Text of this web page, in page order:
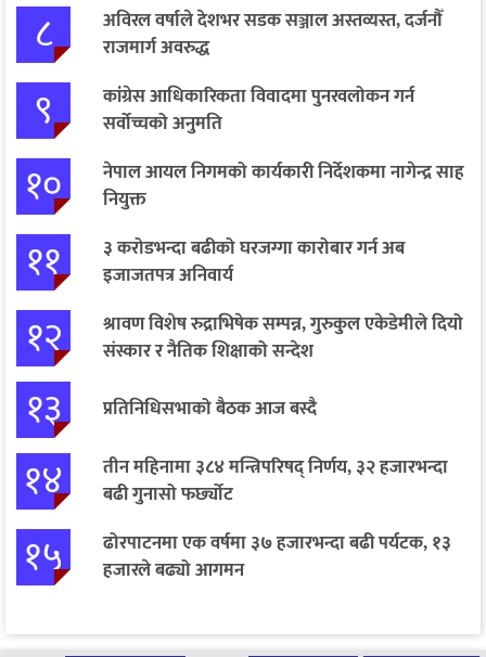
८
अविरल वर्षाले देशभर सडक सञ्जाल अस्तव्यस्त, दर्जनौँ
राजमार्ग अवरुद्ध
९
कांग्रेस आधिकारिकता विवादमा पुनरवलोकन गर्न
सर्वोच्चको अनुमति
१०
नेपाल आयल निगमको कार्यकारी निर्देशकमा नागेन्द्र साह
नियुक्त
११
३ करोडभन्दा बढीको घरजग्गा कारोबार गर्न अब
इजाजतपत्र अनिवार्य
१२
श्रावण विशेष रुद्राभिषेक सम्पन्न, गुरुकुल एकेडेमीले दियो
संस्कार र नैतिक शिक्षाको सन्देश
१३ प्रतिनिधिसभाको बैठक आज बस्दै
१४
तीन महिनामा ३८४ मन्त्रिपरिषद् निर्णय, ३२ हजारभन्दा
बढी गुनासो फर्छ्योट
१५
ढोरपाटनमा एक वर्षमा ३७ हजारभन्दा बढी पर्यटक, १३
हजारले बढ्यो आगमन